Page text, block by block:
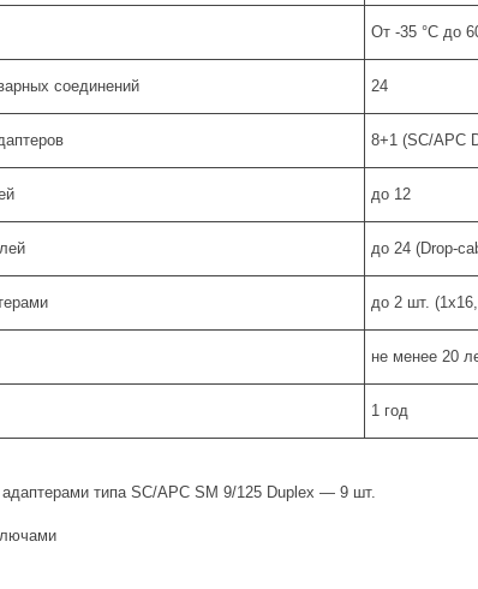
От -35 °С до
соединений 24
8+1 (SC/APC
до 12
до 24 (Drop-
до 2 шт.
не менее 20
1 год
типа SC/APC SM 9/125 Duplex — 9 шт.